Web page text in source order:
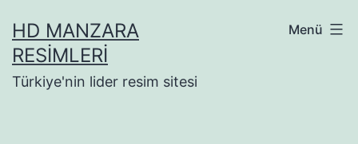
geçHD MANZARA
RESIMLERI
Türkiye'nin lider resim sitesi
Menü